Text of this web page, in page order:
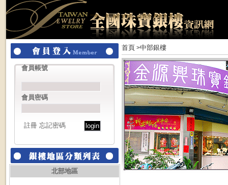
會員帳號
會員密碼
註冊 忘記密碼
北部地區
首頁 >中部銀樓